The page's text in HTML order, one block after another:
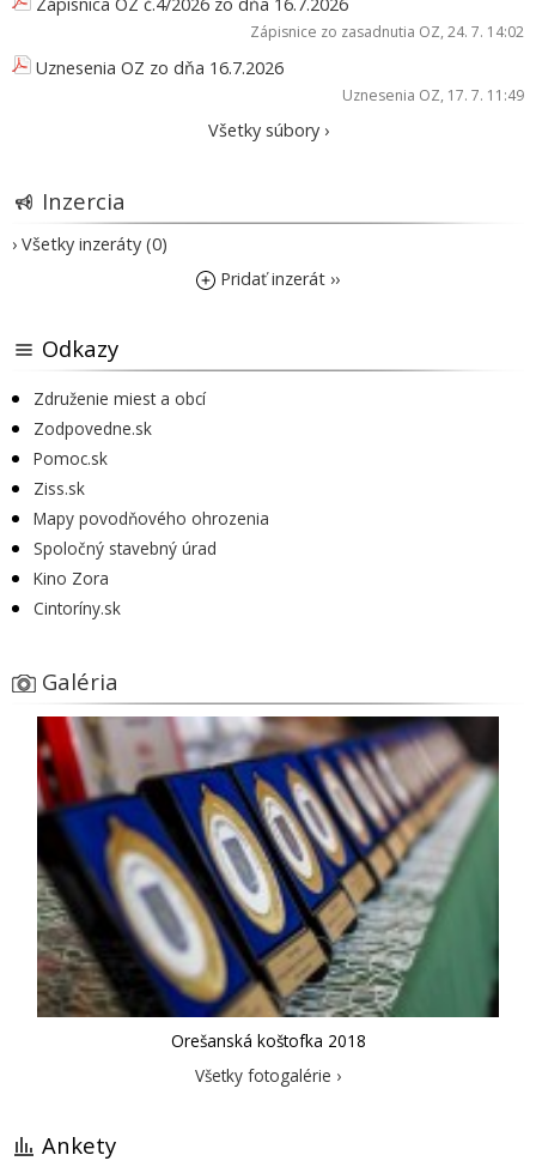
Zápisnica OZ č.4/2026 zo dňa 16.7.2026
Zápisnice zo zasadnutia OZ, 24. 7. 14:02
Uznesenia OZ zo dňa 16.7.2026
Uznesenia OZ, 17. 7. 11:49
Všetky súbory ›
Inzercia
› Všetky inzeráty (0)
Pridať inzerát ››
Odkazy
Združenie miest a obcí
Zodpovedne.sk
Pomoc.sk
Ziss.sk
Mapy povodňového ohrozenia
Spoločný stavebný úrad
Kino Zora
Cintoríny.sk
Galéria
Orešanská koštofka 2018
Všetky fotogalérie ›
Ankety